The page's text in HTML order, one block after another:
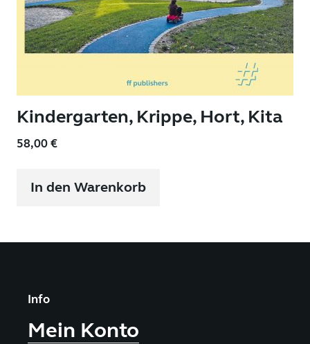
Kindergarten, Krippe, Hort, Kita
58,00€
In den Warenkorb
Info
Mein Konto